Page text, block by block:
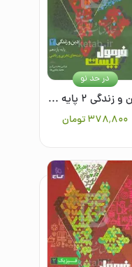
دین و زندگی ۲ پایه یازدهم رشته‌های تجربی و ریاضی
۳۷۸٬۸۰۰تومان
در حد نو